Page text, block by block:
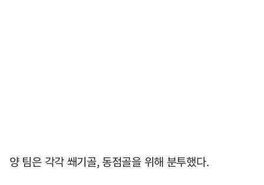
양 팀은 각각 쐐기골, 동점골을 위해 분투했다.